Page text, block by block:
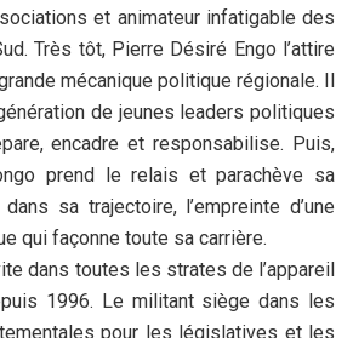
et animateur infatigable des
Très tôt, Pierre Désiré Engo l’attire
mécanique politique régionale. Il
de jeunes leaders politiques
encadre et responsabilise. Puis,
prend le relais et parachève sa
sa trajectoire, l’empreinte d’une
qui façonne toute sa carrière.
dans toutes les strates de l’appareil
1996. Le militant siège dans les
pour les législatives et les